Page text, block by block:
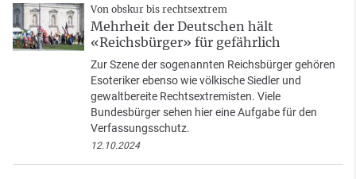
Von obskur bis rechtsextrem
Mehrheit der Deutschen hält
«Reichsbürger» für gefährlich
Zur Szene der sogenannten Reichsbürger gehören
Esoteriker ebenso wie völkische Siedler und
gewaltbereite Rechtsextremisten. Viele
Bundesbürger sehen hier eine Aufgabe für den
Verfassungsschutz.
12.10.2024